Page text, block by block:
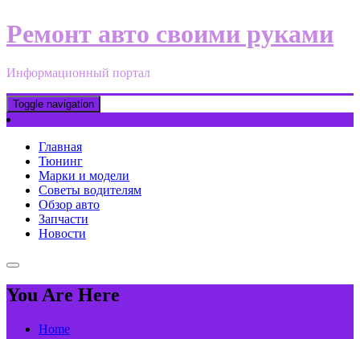
Ремонт авто своими руками
Информационный портал
Toggle navigation
Главная
Тюнинг
Марки и модели
Советы водителям
Обзор авто
Запчасти
Новости
You Are Here
Home